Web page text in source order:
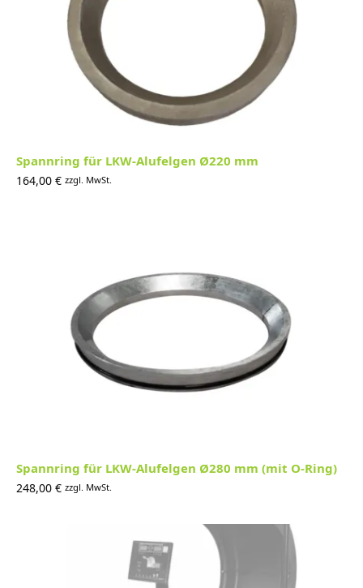
Spannring für LKW-Alufelgen Ø220 mm
164,00 € zzgl. MwSt.
Spannring für LKW-Alufelgen Ø280 mm (mit O-Ring)
248,00 € zzgl. MwSt.